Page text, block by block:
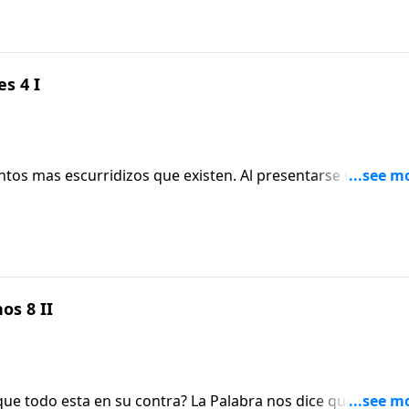
de los problemas.
4 I
que existen. Al presentarse una
estudiando la serie:
Filipenses 4".
8 II
La Palabra nos dice que a los que